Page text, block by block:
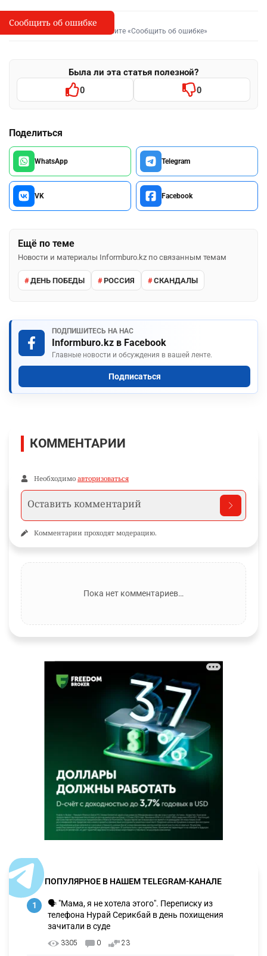
I
Сообщить об опечатке
Выделите фрагмент и нажмите «Сообщить об ошибке»
Была ли эта статья полезной?
0 0
Поделиться
WhatsApp Telegram
VK Facebook
Ещё по теме
Новости и материалы Informburo.kz по связанным темам
ДЕНЬ ПОБЕДЫ РОССИЯ СКАНДАЛЫ
ПОДПИШИТЕСЬ НА НАС
Informburo.kz в Facebook
Главные новости и обсуждения в вашей ленте.
Подписаться
Сообщить об ошибке
КОММЕНТАРИИ
Необходимо авторизоваться
Комментарии проходят модерацию.
Пока нет комментариев…
ПОПУЛЯРНОЕ В НАШЕМ TELEGRAM-КАНАЛЕ
1
🗣 "Мама, я не хотела этого". Переписку из
телефона Нурай Серикбай в день похищения
зачитали в суде
3305 0 23